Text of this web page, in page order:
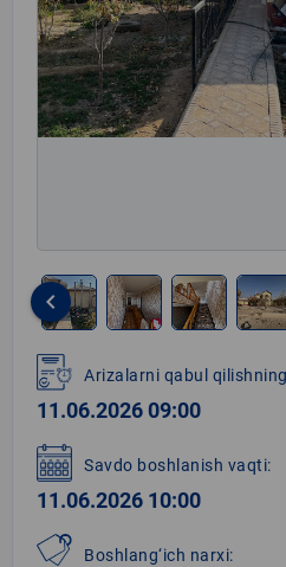
1
of
6
keyboard_arrow_left
Arizalarni qabul
11.06.2026 09:00
Savdo boshlanish vaqti:
11.06.2026 10:00
Boshlang‘ich narxi: